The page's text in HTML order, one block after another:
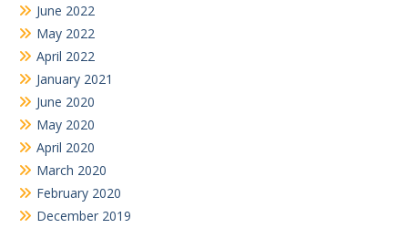
June 2022
May 2022
April 2022
January 2021
June 2020
May 2020
April 2020
March 2020
February 2020
December 2019